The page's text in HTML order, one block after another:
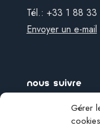
Gérer
cookies
Tél.: +33 1 88
Envoyer un e-mail
nous suivre
Awair France